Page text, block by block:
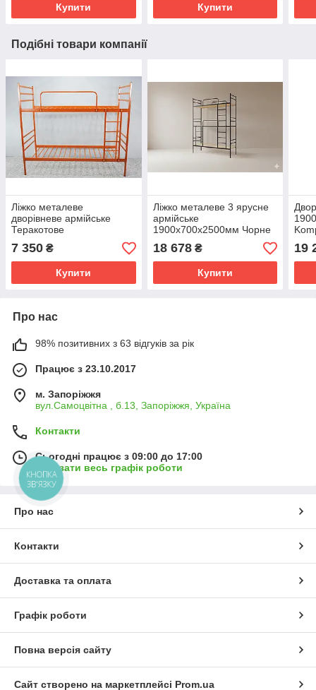
Купити Купити
Подібні товари компанії
Ліжко металеве
дворівневе армійське
Теракотове
1900х800х2000мм
Kompred OL290/1
7 350 ₴
Купити
Ліжко металеве 3 ярусне
армійське
1900х700х2500мм Чорне
Kompred OL904 основа
спального місця - фанера
18 678₴
Купити
19
Про нас
98% позитивних з 63 відгуків за рік
Працює з 23.10.2017
м. Запоріжжя
вул.Самоцвітна , б.13, Запоріжжя, Україна
Контакти
Сьогодні працює з 09:00 до 17:00
Показати весь графік роботи
Про нас
Контакти
Доставка та оплата
Графік роботи
Повна версія сайту
Сайт створено на маркетплейсі Prom.ua
КНОПКА
ЗВ'ЯЗКУ